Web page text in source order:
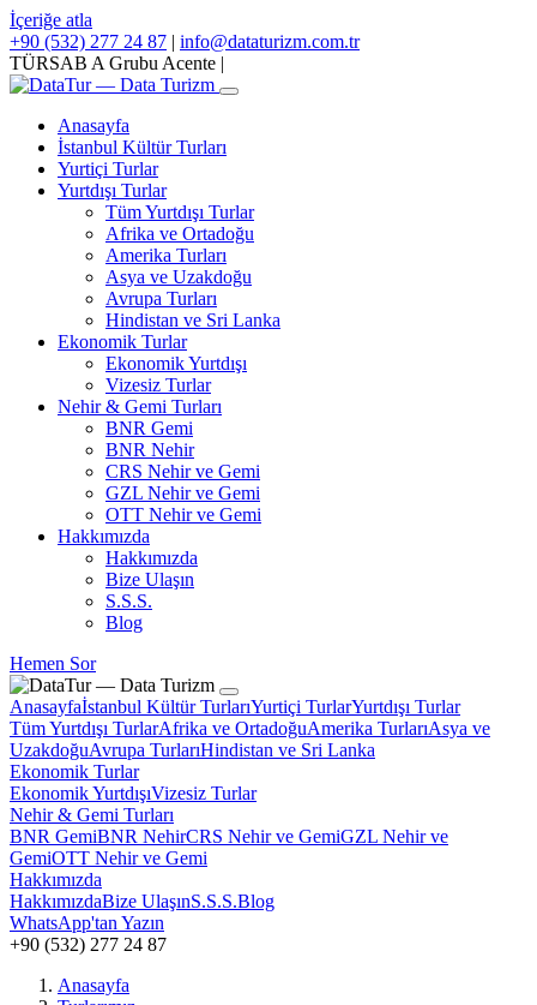
İçeriğe atla
+90 (532) 277 24 87 | info@dataturizm.com.tr
TÜRSAB A Grubu Acente |
Anasayfa
İstanbul Kültür Turları
Yurtiçi Turlar
Yurtdışı Turlar
Tüm Yurtdışı Turlar
Afrika ve Ortadoğu
Amerika Turları
Asya ve Uzakdoğu
Avrupa Turları
Hindistan ve Sri Lanka
Ekonomik Turlar
Ekonomik Yurtdışı
Vizesiz Turlar
Nehir & Gemi Turları
BNR Gemi
BNR Nehir
CRS Nehir ve Gemi
GZL Nehir ve Gemi
OTT Nehir ve Gemi
Hakkımızda
Hakkımızda
Bize Ulaşın
S.S.S.
Blog
Hemen Sor
Anasayfaİstanbul Kültür TurlarıYurtiçi TurlarYurtdışı Turlar
Tüm Yurtdışı TurlarAfrika ve OrtadoğuAmerika TurlarıAsya ve
UzakdoğuAvrupa TurlarıHindistan ve Sri Lanka
Ekonomik Turlar
Ekonomik YurtdışıVizesiz Turlar
Nehir & Gemi Turları
BNR GemiBNR NehirCRS Nehir ve GemiGZL Nehir ve
GemiOTT Nehir ve Gemi
Hakkımızda
HakkımızdaBize UlaşınS.S.S.Blog
WhatsApp'tan Yazın
+90 (532) 277 24 87
Anasayfa